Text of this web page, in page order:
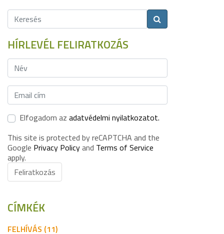
HÍRLEVÉL FELIRATKOZÁS
Elfogadom az adatvédelmi nyilatkozatot.
This site is protected by reCAPTCHA and the
Google Privacy Policyand Terms of Service
apply.
Feliratkozás
CÍMKÉK
FELHÍVÁS (11)